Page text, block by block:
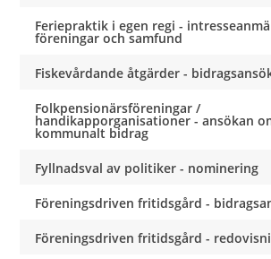
Feriepraktik i egen regi -
föreningar och samfund
Fiskevårdande åtgärder -
Folkpensionärsföreningar /
handikapporganisationer - ansökan
kommunalt bidrag
Fyllnadsval av politiker - nominering
Föreningsdriven fritidsgård -
Föreningsdriven fritidsgård -